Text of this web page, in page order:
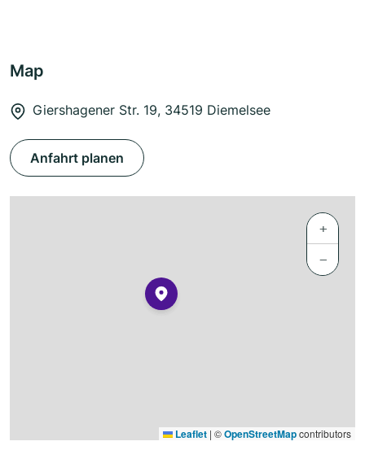
Map
Giershagener Str. 19, 34519 Diemelsee
Anfahrt planen
+
−
Leaflet | ©OpenStreetMapcontributors